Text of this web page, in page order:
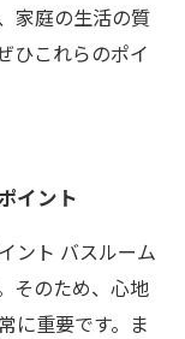
家庭の生活の質
ひこれらのポイ
イント
ント バスルーム
そのため、心地
に重要です。ま